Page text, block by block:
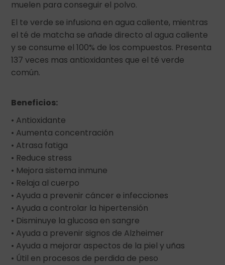
muelen para conseguir el polvo.
El te verde se infusiona en agua caliente, mientras
el té de matcha se añade directo al agua caliente
y se consume el 100% de los compuestos. Presenta
137 veces mas antioxidantes que el té verde
común.
Beneficios:
• Antioxidante
• Aumenta concentración
• Atrasa fatiga
• Reduce stress
• Mejora sistema inmune
• Relaja al cuerpo
• Ayuda a prevenir cáncer e infecciones
• Ayuda a controlar la hipertensión
• Disminuye la glucosa en sangre
• Ayuda a prevenir signos de Alzheimer
• Ayuda a mejorar aspectos de la piel y uñas
• Útil en procesos de perdida de peso